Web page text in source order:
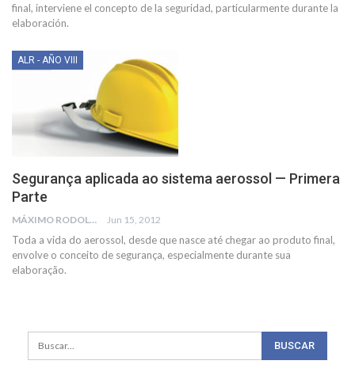
final, interviene el concepto de la seguridad, particularmente durante la
elaboración.
ALR - AÑO VIII
Segurança aplicada ao sistema aerossol — Primera
Parte
MÁXIMO RODOLFO KUSSELEWSKI Jun 15, 2012
Toda a vida do aerossol, desde que nasce até chegar ao produto final,
envolve o conceito de segurança, especialmente durante sua
elaboração.